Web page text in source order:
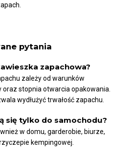
pytania
zapachowa?
zależy od warunków
stopnia otwarcia opakowania.
wydłużyć trwałość zapachu.
się tylko do samochodu?
w domu, garderobie, biurze,
kempingowej.